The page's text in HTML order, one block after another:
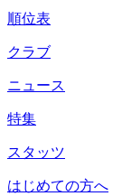
順位表
クラブ
ニュース
特集
スタッツ
はじめての方へ